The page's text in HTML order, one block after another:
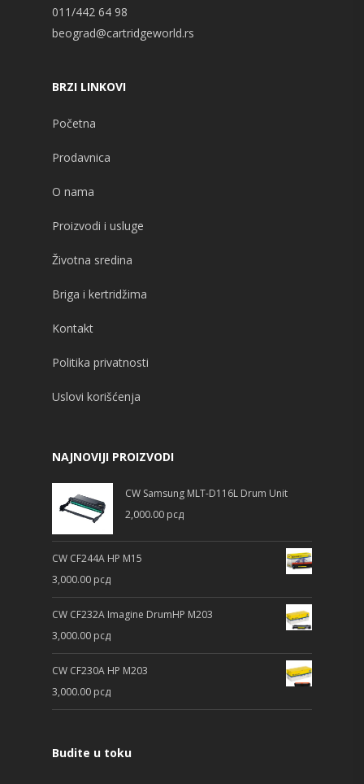
011/442 64 98
beograd@cartridgeworld.rs
BRZI LINKOVI
Početna
Prodavnica
O nama
Proizvodi i usluge
Životna sredina
Briga i kertridžima
Kontakt
Politika privatnosti
Uslovi korišćenja
NAJNOVIJI PROIZVODI
CW Samsung MLT-D116L Drum Unit
2,000.00 рсд
CW CF244A HP M15
3,000.00 рсд
CW CF232A Imagine DrumHP M203
3,000.00 рсд
CW CF230A HP M203
3,000.00 рсд
Budite u toku